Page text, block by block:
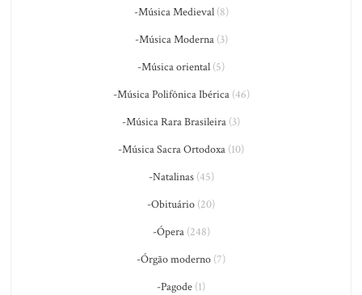
-Música Medieval(8)
-Música Moderna(3)
-Música oriental (5)
-Música Polifônica Ibérica(46)
-Música Rara Brasileira (3)
-Música Sacra Ortodoxa (10)
-Natalinas(45)
-Obituário (20)
-Ópera(248)
-Órgão moderno (7)
-Pagode (1)